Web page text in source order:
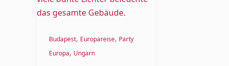
Budapest, Europareise, Party
Europa, Ungarn
abrissreife